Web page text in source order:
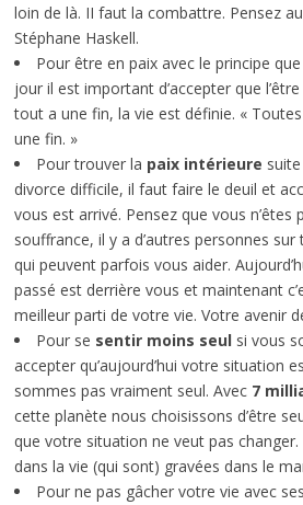
loin de là. II faut la combattre. Pensez
Stéphane Haskell.
Pour être en paix avec le principe
jour il est important d’accepter que
tout a une fin, la vie est définie. «
une fin. »
Pour trouver la paix intérieure
divorce difficile, il faut faire le deuil et
vous est arrivé. Pensez que vous n’êtes
souffrance, il y a d’autres personnes
qui peuvent parfois vous aider.
passé est derrière vous et maintenant
meilleur parti de votre vie. Votre avenir
Pour se sentir moins seulsi vous
accepter qu’aujourd’hui votre situation
sommes pas vraiment seul. Avec 7
cette planète nous choisissons d’être
que votre situation ne veut pas
dans la vie (qui sont) gravées dans le
Pour ne pas gâcher votre vie avec ses